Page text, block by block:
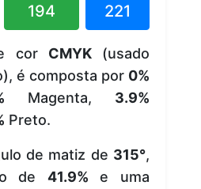
194 221
cor CMYK(usado
é composta por 0%
Magenta, 3.9%
Preto.
de matiz de 315°,
de 41.9% e uma